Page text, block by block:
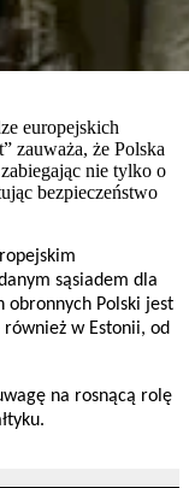
europejskich
zauważa, że Polska
nie tylko o
bezpieczeństwo
sąsiadem dla
obronnych Polski jest
w Estonii, od
na rosnącą rolę